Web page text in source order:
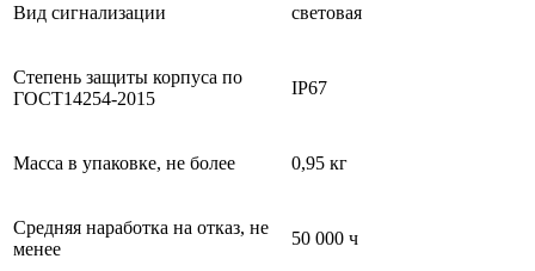
Вид сигнализации световая
Степень защиты корпуса по
ГОСТ14254-2015
IP67
Масса в упаковке, не более 0,95 кг
Средняя наработка на отказ, не
менее
50 000 ч